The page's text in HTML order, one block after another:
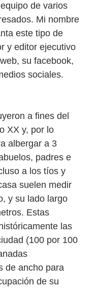
de varios
Mi nombre
este tipo de
y editor ejecutivo
su facebook,
sociales.
a fines del
XX y, por lo
albergar a 3
padres e
a los tíos y
suelen medir
y su lado largo
Estas
las
(100 por 100
de ancho para
de su